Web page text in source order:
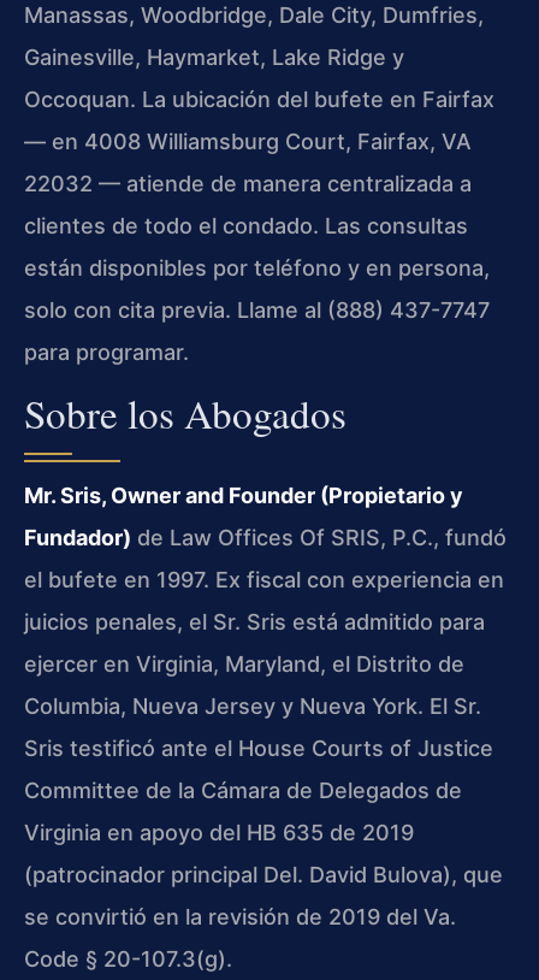
Manassas, Woodbridge, Dale City, Dumfries,
Gainesville, Haymarket, Lake Ridge y
Occoquan. La ubicación del bufete en Fairfax
— en 4008 Williamsburg Court, Fairfax, VA
22032 — atiende de manera centralizada a
clientes de todo el condado. Las consultas
están disponibles por teléfono y en persona,
solo con cita previa. Llame al (888) 437-7747
para programar.
Sobre los Abogados
Mr. Sris, Owner and Founder (Propietario y
Fundador) de Law Offices Of SRIS, P.C., fundó
el bufete en 1997. Ex fiscal con experiencia en
juicios penales, el Sr. Sris está admitido para
ejercer en Virginia, Maryland, el Distrito de
Columbia, Nueva Jersey y Nueva York. El Sr.
Sris testificó ante el House Courts of Justice
Committee de la Cámara de Delegados de
Virginia en apoyo del HB 635 de 2019
(patrocinador principal Del. David Bulova), que
se convirtió en la revisión de 2019 del Va.
Code § 20-107.3(g).